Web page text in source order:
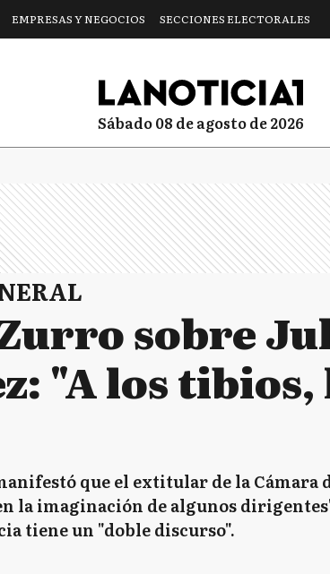
EMPRESAS Y NEGOCIOS SECCIONES ELECTORALES
sábado 08 de agosto de 2026
sobre
"A los
que el extitular de la Cámara
la imaginación de algunos
tiene un "doble discurso".